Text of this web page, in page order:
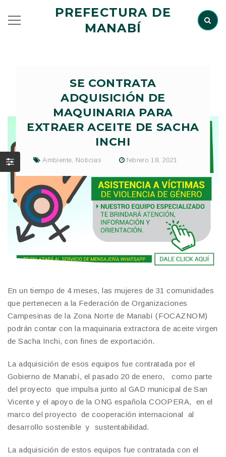
PREFECTURA DE
MANABÍ
SE CONTRATA
ADQUISICIÓN DE
MAQUINARIA PARA
EXTRAER ACEITE DE SACHA
INCHI
Ambiente Noticias febrero 18, 2021
En un tiempo de 4 meses, las mujeres de 31 comunidades
que pertenecen a la Federación de Organizaciones
Campesinas de la Zona Norte de Manabí (FOCAZNOM)
podrán contar con la maquinaria extractora de aceite virgen
de Sacha Inchi, con fines de exportación.
La adquisición de esos equipos fue contratada por el
Gobierno de Manabí, el pasado 20 de enero, como parte
del proyecto que impulsa junto al GAD municipal de San
Vicente y el apoyo de la ONG española COOPERA, en el
marco del proyecto de cooperación internacional al
desarrollo sostenible y sustentabilidad.
La adquisición de estos equipos fue contratada con el